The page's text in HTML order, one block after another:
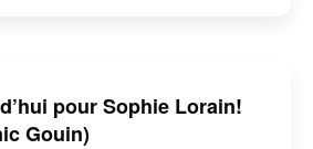
pour Sophie Lorain!
Gouin)